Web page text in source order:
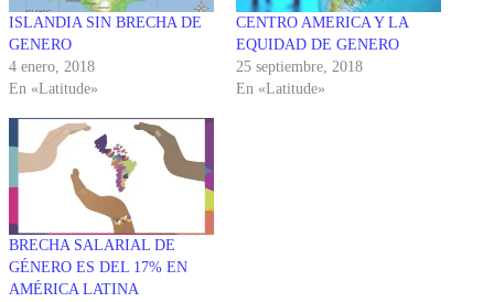
ISLANDIA SIN BRECHA DE
GENERO
4 enero, 2018
En «Latitude»
CENTRO AMERICA Y LA
EQUIDAD DE GENERO
25 septiembre, 2018
En «Latitude»
BRECHA SALARIAL DE
GÉNERO ES DEL 17% EN
AMÉRICA LATINA